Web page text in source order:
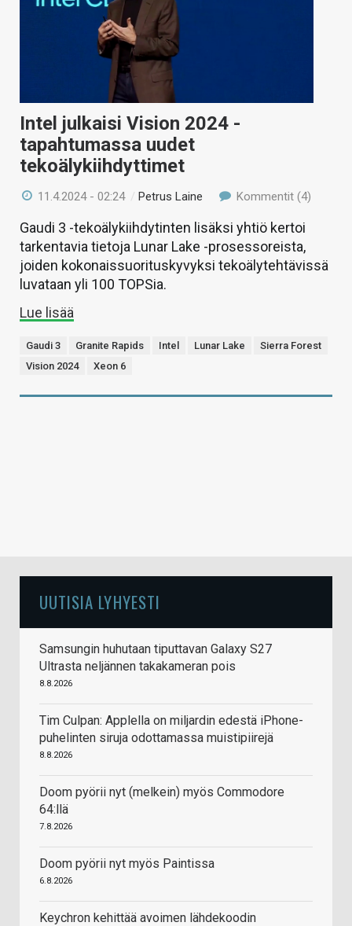
HAKU
Intel julkaisi Vision 2024 -
tapahtumassa uudet
tekoälykiihdyttimet
11.4.2024 - 02:24 /Petrus Laine Kommentit (4)
Gaudi 3 -tekoälykiihdytinten lisäksi yhtiö kertoi
tarkentavia tietoja Lunar Lake -prosessoreista,
joiden kokonaissuorituskyvyksi tekoälytehtävissä
luvataan yli 100 TOPSia.
Lue lisää
Gaudi 3 Granite Rapids Intel Lunar Lake
Sierra Forest
Vision 2024
Xeon 6
UUTISIA LYHYESTI
Samsungin huhutaan tiputtavan Galaxy S27
Ultrasta neljännen takakameran pois
8.8.2026
Tim Culpan: Applella on miljardin edestä iPhone-
puhelinten siruja odottamassa muistipiirejä
8.8.2026
Doom pyörii nyt (melkein) myös Commodore
64:llä
7.8.2026
Doom pyörii nyt myös Paintissa
6.8.2026
Keychron kehittää avoimen lähdekoodin